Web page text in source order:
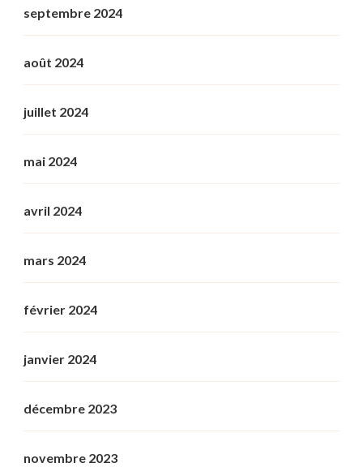
septembre 2024
août 2024
juillet 2024
mai 2024
avril 2024
mars 2024
février 2024
janvier 2024
décembre 2023
novembre 2023